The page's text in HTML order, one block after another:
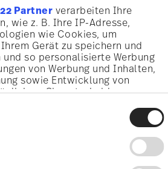
Partnerverarbeiten Ihre
wie z. B. Ihre IP-Adresse,
wie Cookies, um
Gerät zu speichern und
und so personalisierte Werbung
von Werbung und Inhalten,
sowie Entwicklung von
Sie entscheiden
jederzeit über die
durch Klicken auf das
ändern oder widerrufen
321658-47036
INFORMATION